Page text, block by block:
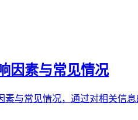
因素与常见情况
与常见情况，通过对相关